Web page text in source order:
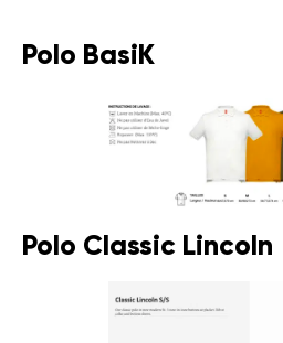
Polo BasiK
Polo Classic Lincoln